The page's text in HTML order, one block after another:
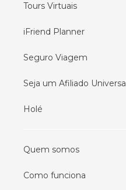
Tours Virtuais
iFriend Planner
Seguro Viagem
Seja um Afiliado Universal
Holé
Quem somos
Como funciona